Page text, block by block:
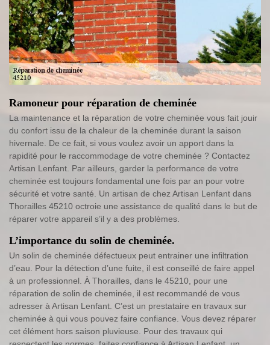
Ramoneur pour réparation de cheminée
La maintenance et la réparation de votre cheminée vous fait jouir
du confort issu de la chaleur de la cheminée durant la saison
hivernale. De ce fait, si vous voulez avoir un apport dans la
rapidité pour le raccommodage de votre cheminée ? Contactez
Artisan Lenfant. Par ailleurs, garder la performance de votre
cheminée est toujours fondamental une fois par an pour votre
sécurité et votre santé. Un artisan de chez Artisan Lenfant dans
Thorailles 45210 octroie une assistance de qualité dans le but de
réparer votre appareil s’il y a des problèmes.
L’importance du solin de cheminée.
Un solin de cheminée défectueux peut entrainer une infiltration
d’eau. Pour la détection d’une fuite, il est conseillé de faire appel
à un professionnel. À Thorailles, dans le 45210, pour une
réparation de solin de cheminée, il est recommandé de vous
adresser à Artisan Lenfant. C’est un prestataire en travaux sur
cheminée à qui vous pouvez faire confiance. Vous devez réparer
cet élément hors saison pluvieuse. Pour des travaux qui